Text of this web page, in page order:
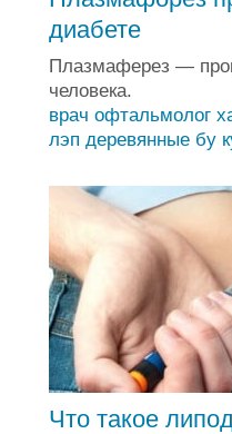
диабете
Плазмаферез —
человека.
врач офтальмолог
лэп деревянные бу
Что такое